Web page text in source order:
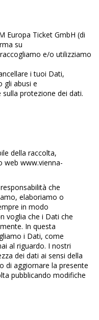
Europa Ticket GmbH (di
su
e/o utilizziamo
i tuoi Dati,
gli abusi e
protezione dei dati.
della raccolta,
web www.vienna-
che
elaboriamo o
in modo
voglia che i Dati che
In questa
i Dati, come
al riguardo. I nostri
dei dati ai sensi della
di aggiornare la presente
pubblicando modifiche